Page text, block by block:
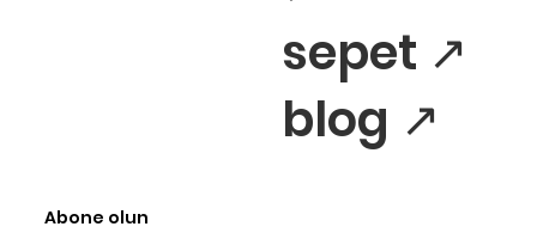
Abone olun
sepet ↗
blog ↗